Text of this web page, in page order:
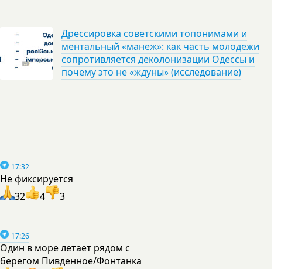
Дрессировка советскими топонимами и
ментальный «манеж»: как часть молодежи
сопротивляется деколонизации Одессы и
почему это не «ждуны» (исследование)
17:32
Не фиксируется
32
4 3
17:26
Один в море летает рядом с
берегом Пивденное/Фонтанка